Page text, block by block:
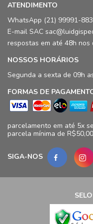
ATENDIMENTO
WhatsApp (21) 99991-
E-mail SAC
respostas em até 48h nos
NOSSOS HORÁRIOS
Segunda a sexta de 09h
FORMAS DE
parcelamento em até 5x
parcela mínima de R$50,00
SIGA-NOS